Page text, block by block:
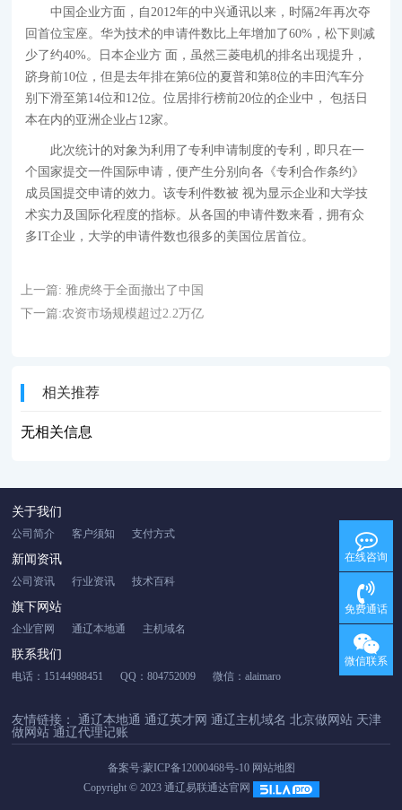
中国企业方面，自2012年的中兴通讯以来，时隔2年再次夺
回首位宝座。华为技术的申请件数比上年增加了60%，松下则减
少了约40%。日本企业方 面，虽然三菱电机的排名出现提升，
跻身前10位，但是去年排在第6位的夏普和第8位的丰田汽车分
别下滑至第14位和12位。位居排行榜前20位的企业中， 包括日
本在内的亚洲企业占12家。
此次统计的对象为利用了专利申请制度的专利，即只在一
个国家提交一件国际申请，便产生分别向各《专利合作条约》
成员国提交申请的效力。该专利件数被 视为显示企业和大学技
术实力及国际化程度的指标。从各国的申请件数来看，拥有众
多IT企业，大学的申请件数也很多的美国位居首位。
上一篇:雅虎终于全面撤出了中国
下一篇:农资市场规模超过2.2万亿
相关推荐
无相关信息
关于我们
公司简介 客户须知 支付方式
新闻资讯
公司资讯 行业资讯 技术百科
旗下网站
企业官网 通辽本地通 主机域名
联系我们
电话：15144988451 QQ：804752009 微信：alaimaro
友情链接：通辽本地通 通辽英才网 通辽主机域名 北京做网站 天津
做网站 通辽代理记账
备案号:蒙ICP备12000468号-10 网站地图
Copyright © 2023 通辽易联通达官网
在线咨询
免费通话
微信联系